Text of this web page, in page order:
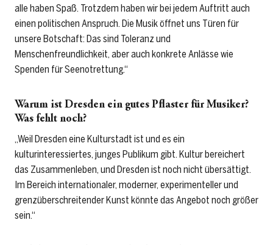
alle haben Spaß. Trotzdem haben wir bei jedem Auftritt auch
einen politischen Anspruch. Die Musik öffnet uns Türen für
unsere Botschaft: Das sind Toleranz und
Menschenfreundlichkeit, aber auch konkrete Anlässe wie
Spenden für Seenotrettung.“
Warum ist Dresden ein gutes Pflaster für Musiker?
Was fehlt noch?
„Weil Dresden eine Kulturstadt ist und es ein
kulturinteressiertes, junges Publikum gibt. Kultur bereichert
das Zusammenleben, und Dresden ist noch nicht übersättigt.
Im Bereich internationaler, moderner, experimenteller und
grenzüberschreitender Kunst könnte das Angebot noch größer
sein.“